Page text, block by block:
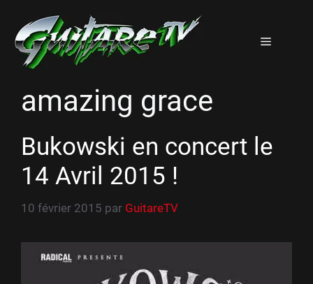
contenu
Menu
amazing grace
Bukowski en concert le
14 Avril 2015 !
10 février 2015 par GuitareTV